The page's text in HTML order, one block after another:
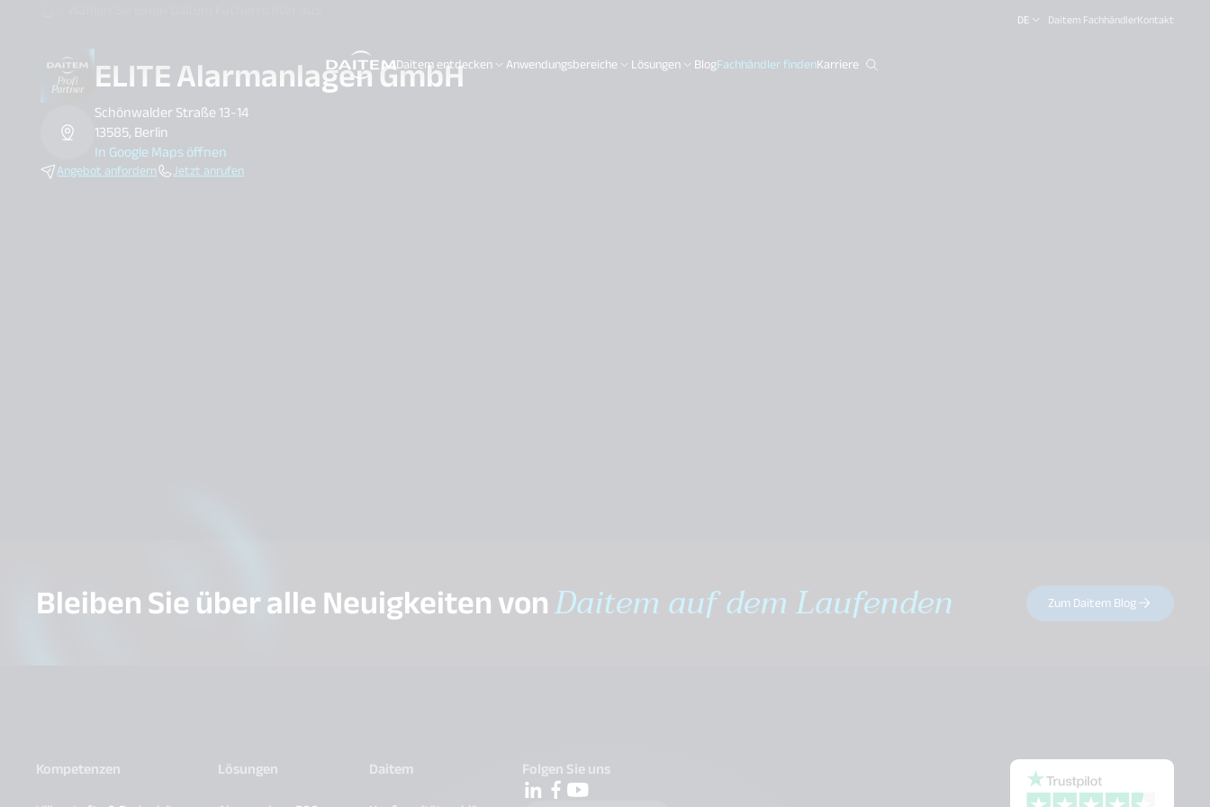
DE Daitem FachhändlerKontakt
Daitem entdecken Anwendungsbereiche Lösungen BlogFachhändler findenKarriere
search.label
ELITE Alarmanlagen GmbH
Schönwalder Straße 13-14
13585, Berlin
In Google Maps öffnen
Angebot anfordern Jetzt anrufen
Bleiben Sie über alle Neuigkeiten vonDaitem auf dem Laufenden Zum Daitem Blog
Kompetenzen
Lösungen
Daitem
Folgen Sie uns